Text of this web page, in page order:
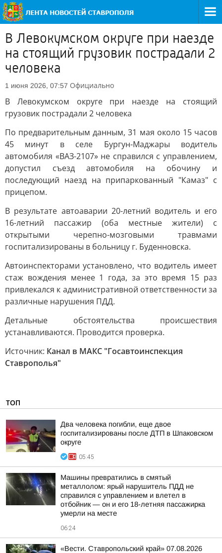
В Левокумском округе при наезде
на стоящий грузовик пострадали 2
человека
1 июня 2026, 07:57 Официально
В Левокумском округе при наезде на стоящий
грузовик пострадали 2 человека
По предварительным данным, 31 мая около 15 часов
45 минут в селе Бургун-Маджары водитель
автомобиля «ВАЗ-2107» не справился с управлением,
допустил съезд автомобиля на обочину и
последующий наезд на припаркованный "Камаз" с
прицепом.
В результате автоаварии 20-летний водитель и его
16-летний пассажир (оба местные жители) с
открытыми черепно-мозговыми травмами
госпитализированы в больницу г. Буденновска.
Автоинспекторами установлено, что водитель имеет
стаж вождения менее 1 года, за это время 15 раз
привлекался к административной ответственности за
различные нарушения ПДД.
Детальные обстоятельства происшествия
устанавливаются. Проводится проверка.
Источник: Канал в МАКС "Госавтоинспекция
Ставрополья"
ТОП
Два человека погибли, еще двое
госпитализированы после ДТП в Шпаковском
округе
05:45
Машины превратились в смятый
металлолом: ярый нарушитель ПДД не
справился с управлением и влетел в
отбойник — он и его 18-летняя пассажирка
умерли на месте
06:24
«Вести. Ставропольский край» 07.08.2026